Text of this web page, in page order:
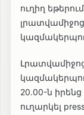
ուղիղ
20.00-ն
ուղարկել